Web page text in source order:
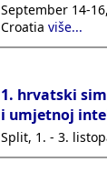
September 14-
Croatia više...
1. hrvatski
i umjetnoj
Split, 1. - 3.